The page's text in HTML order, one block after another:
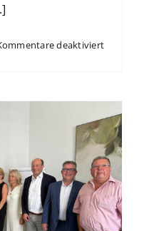
deaktiviertfür